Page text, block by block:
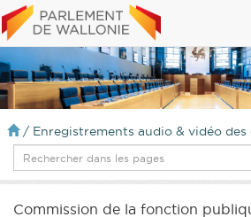
/ Enregistrements audio & vidéo des
Commission de la fonction